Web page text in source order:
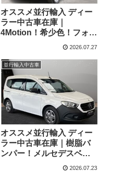
オススメ並行輸入 ディー
ラー中古車在庫｜
4Motion！希少色！フォル
クスワーゲン T6.1 マルチ
2.0TDI 204PS 7人乗り
7DSG 左ハンドル
2026.07.27
並行輸入中古車
オススメ並行輸入 ディー
ラー中古車在庫｜樹脂バ
ンパー！メルセデスベン
ツ シタン 110 PRO 7AT
2026.07.23